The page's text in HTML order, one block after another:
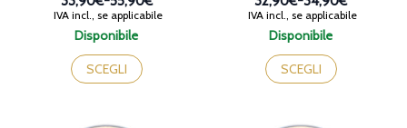
Disponibile
Fascia
di
da
33,90€
IVA incl., se applicabile
SCEGLI
Questo
prodotto
ha
Disponibile
Fascia
di
da
32,90€
IVA incl., se applicabile
SCEGLI
Questo
prodotto
ha